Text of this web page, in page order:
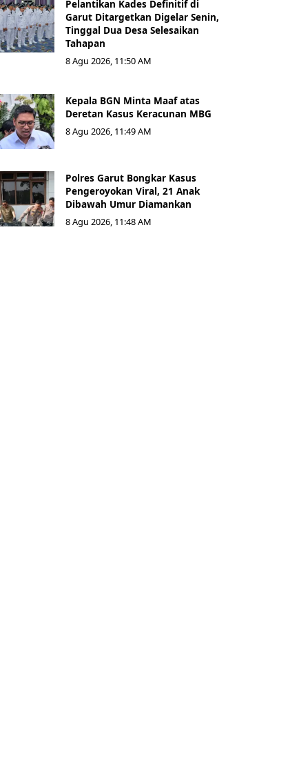
Pelantikan Kades Definitif di
Garut Ditargetkan Digelar Senin,
Tinggal Dua Desa Selesaikan
Tahapan
8 Agu 2026, 11:50 AM
Kepala BGN Minta Maaf atas
Deretan Kasus Keracunan MBG
8 Agu 2026, 11:49 AM
Polres Garut Bongkar Kasus
Pengeroyokan Viral, 21 Anak
Dibawah Umur Diamankan
8 Agu 2026, 11:48 AM